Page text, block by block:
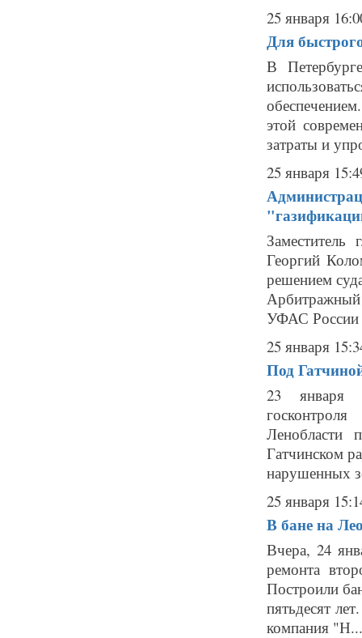
25 января
Для
В
этой
затраты и
25 января
Георгий
решением
УФАС России
25 января
Под
23 января
Ленобласти
Гатчинском
нарушенных
25 января
В бане на
Вчера, 24
ремонта
Построили
пятьдесят
компания "Н...